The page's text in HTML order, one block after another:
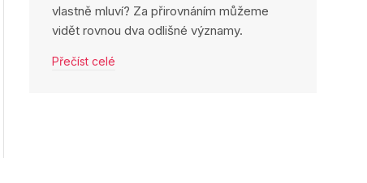
vlastně mluví? Za přirovnáním můžeme
vidět rovnou dva odlišné významy.
Přečíst celé